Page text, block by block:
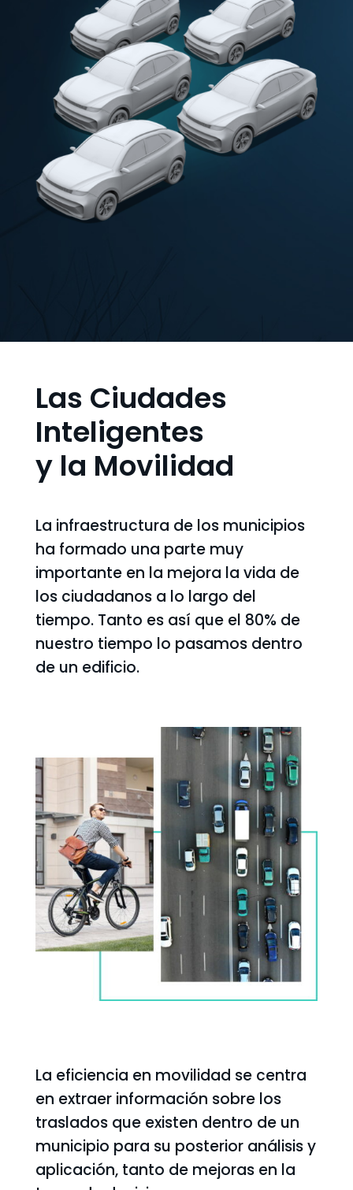
Las Ciudades
Inteligentes
y la Movilidad
La infraestructura de los municipios
ha formado una parte muy
importante en la mejora la vida de
los ciudadanos a lo largo del
tiempo. Tanto es así que el 80% de
nuestro tiempo lo pasamos dentro
de un edificio.
La eficiencia en movilidad se centra
en extraer información sobre los
traslados que existen dentro de un
municipio para su posterior análisis y
aplicación, tanto de mejoras en la